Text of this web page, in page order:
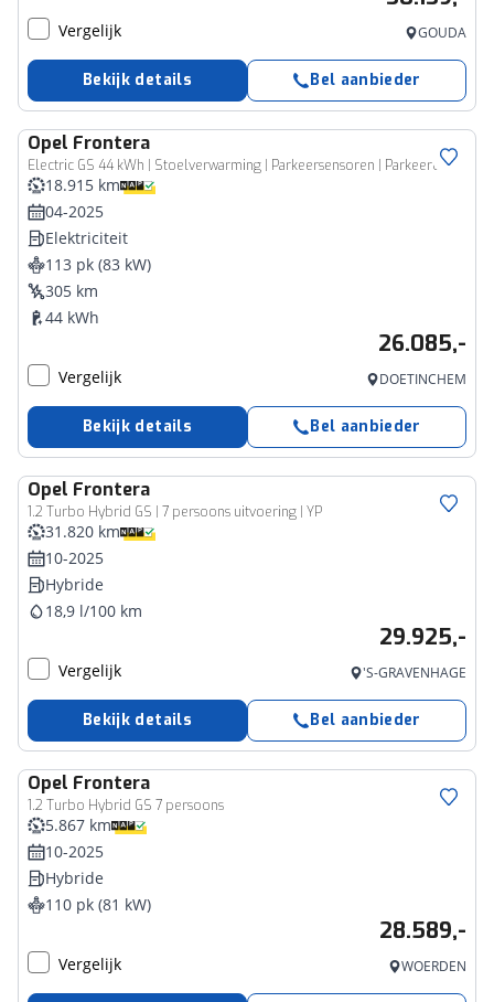
Vergelijk GOUDA
Bekijk details Bel aanbieder
Opel Frontera
Electric GS 44 kWh | Stoelverwarming | Parkeersensoren | Parkeercamera | Climate control |
18.915 km
04-2025
Elektriciteit
113 pk (83 kW)
305 km
44 kWh
26.085,-
Vergelijk DOETINCHEM
Bekijk details Bel aanbieder
Opel Frontera
1.2 Turbo Hybrid GS | 7 persoons uitvoering | YP
31.820 km
10-2025
Hybride
18,9 l/100 km
29.925,-
Vergelijk 'S-GRAVENHAGE
Bekijk details Bel aanbieder
Opel Frontera
1.2 Turbo Hybrid GS 7 persoons
5.867 km
10-2025
Hybride
110 pk (81 kW)
28.589,-
Vergelijk WOERDEN